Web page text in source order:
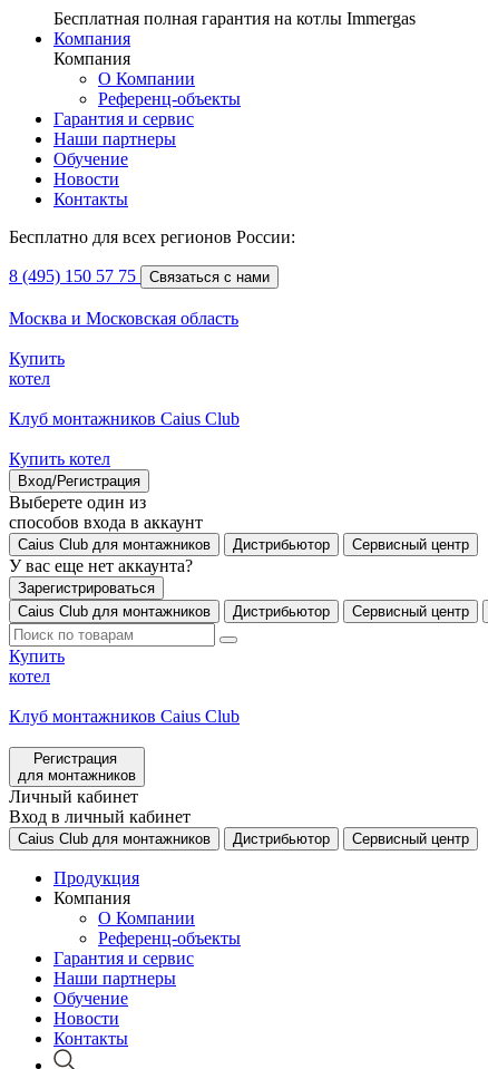
Бесплатная полная гарантия на котлы Immergas
Компания
Компания
О Компании
Референц-объекты
Гарантия и сервис
Наши партнеры
Обучение
Новости
Контакты
Бесплатно для всех регионов России:
8 (495) 150 57 75 Связаться с нами
Москва и Московская область
Купить
котел
Клуб монтажников Caius Club
Купить котел
Вход/Регистрация
Выберете один из
способов входа в аккаунт
Caius Club для монтажников Дистрибьютор Сервисный центр
У вас еще нет аккаунта?
Зарегистрироваться
Caius Club для монтажников
Дистрибьютор Сервисный центр
Купить
котел
Клуб монтажников Caius Club
Регистрация
для монтажников
Личный кабинет
Вход в личный кабинет
Caius Club для монтажников Дистрибьютор Сервисный центр
Продукция
Компания
О Компании
Референц-объекты
Гарантия и сервис
Наши партнеры
Обучение
Новости
Контакты